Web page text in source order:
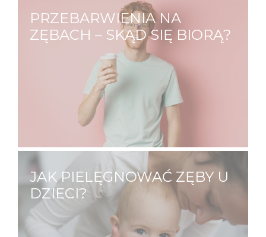
PRZEBARWIENIA NA
ZĘBACH – SKĄD SIĘ BIORĄ?
Każdy z nas ma inny odcień zębów, na który
mają wpływ zarówno czynniki zewnętrze
jak i wewnętrzne. Jedni od urodzenia mają
zęby bardziej żółte, inni mają zęby białe,
które przebarwiają się wraz…
JAK PIELĘGNOWAĆ ZĘBY U
DZIECI?
O zdrowie zębów swojego dziecka
powinieneś dbać już od jego narodzin.